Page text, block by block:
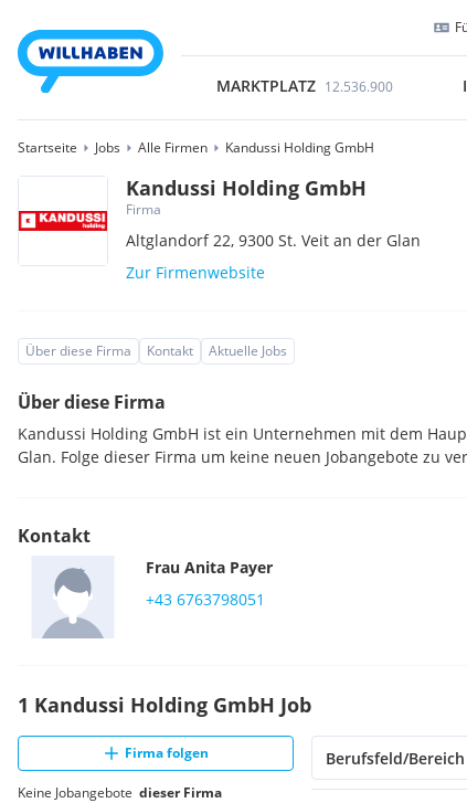
MARKTPLATZ 12.536.900
Startseite Jobs Alle Firmen Kandussi Holding GmbH
Kandussi Holding GmbH
Firma
Altglandorf 22,9300St. Veit an der Glan
Zur Firmenwebsite
Über diese Firma Kontakt Aktuelle Jobs
Über diese Firma
Kandussi Holding GmbH ist ein Unternehmen mit dem
Glan. Folge dieser Firma um keine neuen Jobangebote zu
Kontakt
Frau Anita Payer
+43 6763798051
1 Kandussi Holding GmbH Job
Firma folgen
Keine Jobangebote dieser Firma
Berufsfeld/Bereich